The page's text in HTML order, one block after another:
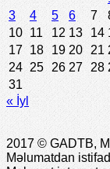
3
4 5 6 7
10 11 12 13 14
17 18 19 20 21
24 25 26 27 28
31
« İyl
2017 © GADTB,
Məlumatdan